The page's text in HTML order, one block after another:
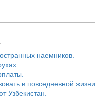
наемников.
в повседневной жизни
Узбекистан.